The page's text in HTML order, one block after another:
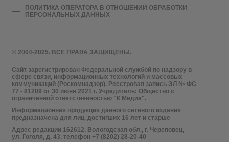
© 2004-2025. ВСЕ ПРАВА ЗАЩИЩЕНЫ.
Сайт зарегистрирован Федеральной службой по надзору в
сфере связи, информационных технологий и массовых
коммуникаций (Роскомнадзор). Реестровая запись ЭЛ № ФС
77 - 81209 от 30 июня 2021 г. Учредитель: Общество с
ограниченной ответственностью "К Медиа".
Информационная продукция данного сетевого издания
предназначена для лиц, достигших 16 лет и старше
Адрес редакции 162612, Вологодская обл., г. Череповец,
ул. Гоголя, д. 43, телефон +7 (8202) 28-20-40
ПОЛИТИКА ОПЕРАТОРА В ОТНОШЕНИИ ОБРАБОТКИ
ПЕРСОНАЛЬНЫХ ДАННЫХ